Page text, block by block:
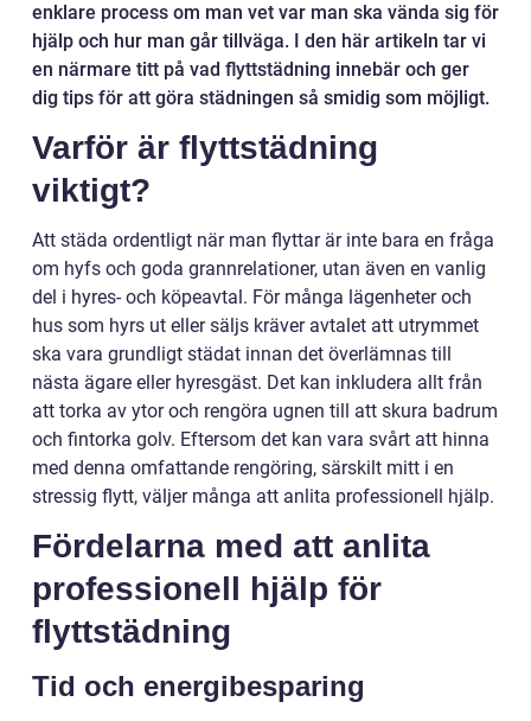
enklare process om man vet var man ska vända sig för
hjälp och hur man går tillväga. I den här artikeln tar vi
en närmare titt på vad flyttstädning innebär och ger
dig tips för att göra städningen så smidig som möjligt.
Varför är flyttstädning
viktigt?
Att städa ordentligt när man flyttar är inte bara en fråga
om hyfs och goda grannrelationer, utan även en vanlig
del i hyres- och köpeavtal. För många lägenheter och
hus som hyrs ut eller säljs kräver avtalet att utrymmet
ska vara grundligt städat innan det överlämnas till
nästa ägare eller hyresgäst. Det kan inkludera allt från
att torka av ytor och rengöra ugnen till att skura badrum
och fintorka golv. Eftersom det kan vara svårt att hinna
med denna omfattande rengöring, särskilt mitt i en
stressig flytt, väljer många att anlita professionell hjälp.
Fördelarna med att anlita
professionell hjälp för
flyttstädning
Tid och energibesparing